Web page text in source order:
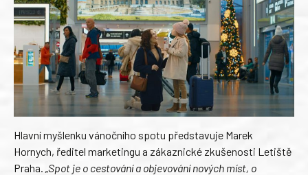
Hlavní myšlenku vánočního spotu představuje Marek
Hornych, ředitel marketingu a zákaznické zkušenosti Letiště
Praha.
„Spot je o cestování a objevování nových míst, o